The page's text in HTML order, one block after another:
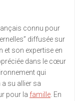
connu pour
diffusée sur
et son expertise en
dans le cœur
qui
a su allier sa
pour la famille . En